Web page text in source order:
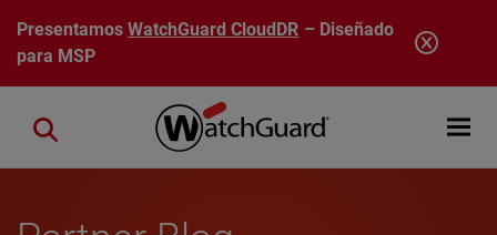
Pasar al contenido principal
PresentamosWatchGuard CloudDR – Diseñado
para MSP
Open
Close search